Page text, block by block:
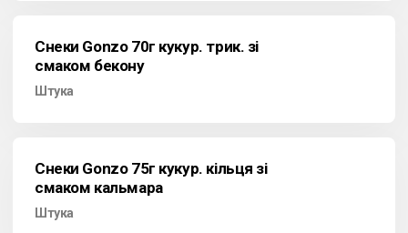
Снеки Gonzo 70г кукур. трик. зі
смаком бекону
Штука
Снеки Gonzo 75г кукур. кільця зі
смаком кальмара
Штука